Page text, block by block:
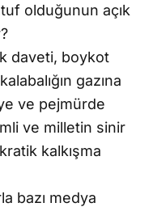
olduğunun açık
daveti, boykot
gazına
ve pejmürde
ve milletin sinir
kalkışma
bazı medya